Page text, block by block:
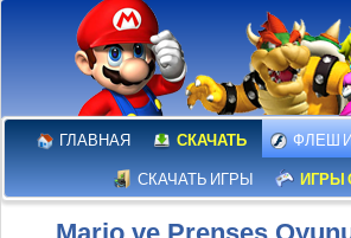
ГЛАВНАЯ СКАЧАТЬ ФЛЕШ
СКАЧАТЬ ИГРЫ ИГРЫ